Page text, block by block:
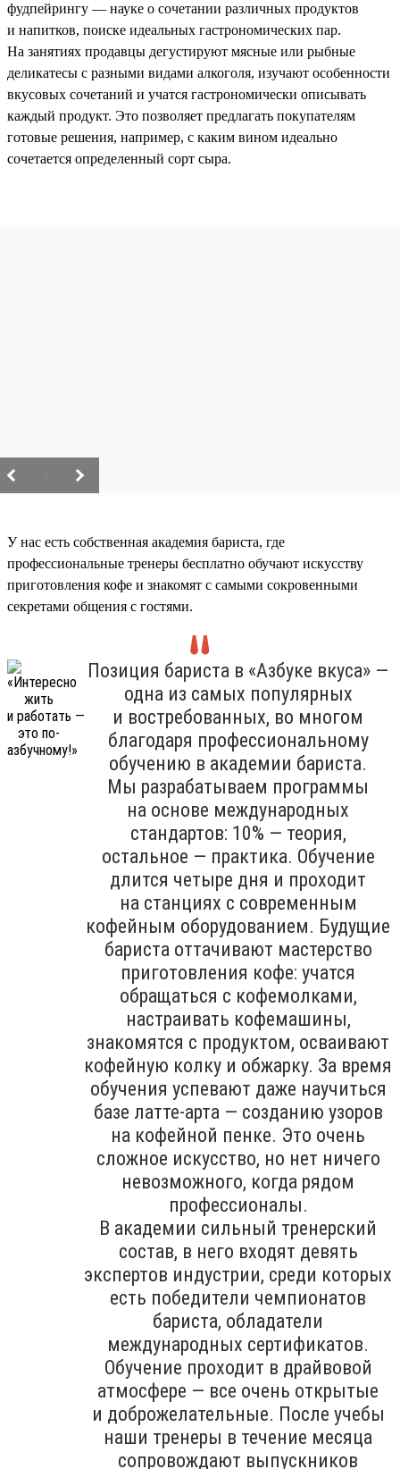
фудпейрингу — науке о сочетании различных продуктов
и напитков, поиске идеальных гастрономических пар.
На занятиях продавцы дегустируют мясные или рыбные
деликатесы с разными видами алкоголя, изучают особенности
вкусовых сочетаний и учатся гастрономически описывать
каждый продукт. Это позволяет предлагать покупателям
готовые решения, например, с каким вином идеально
сочетается определенный сорт сыра.
У нас есть собственная академия бариста, где
профессиональные тренеры бесплатно обучают искусству
приготовления кофе и знакомят с самыми сокровенными
секретами общения с гостями.
Позиция бариста в «Азбуке вкуса» —
одна из самых популярных
и востребованных, во многом
благодаря профессиональному
обучению в академии бариста.
Мы разрабатываем программы
на основе международных
стандартов: 10% — теория,
остальное — практика. Обучение
длится четыре дня и проходит
на станциях с современным
кофейным оборудованием. Будущие
бариста оттачивают мастерство
приготовления кофе: учатся
обращаться с кофемолками,
настраивать кофемашины,
знакомятся с продуктом, осваивают
кофейную колку и обжарку. За время
обучения успевают даже научиться
базе латте-арта — созданию узоров
на кофейной пенке. Это очень
сложное искусство, но нет ничего
невозможного, когда рядом
профессионалы.
В академии сильный тренерский
состав, в него входят девять
экспертов индустрии, среди которых
есть победители чемпионатов
бариста, обладатели
международных сертификатов.
Обучение проходит в драйвовой
атмосфере — все очень открытые
и доброжелательные. После учебы
наши тренеры в течение месяца
сопровождают выпускников